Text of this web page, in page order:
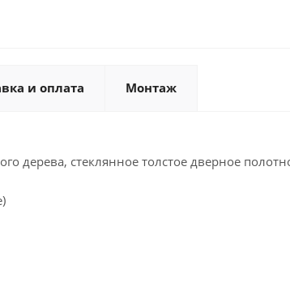
и оплата Монтаж
дерева, стеклянное толстое дверное